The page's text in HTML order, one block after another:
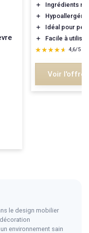
＋
Ingrédients
＋
＋
Idéal pour
＋
Facile à utiliser
★★★★★
★★★★★ 4,6/5
Voir l'offre
le design mobilier
environnement sain